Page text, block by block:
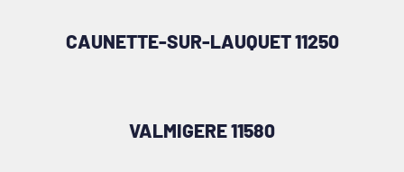
CAUNETTE-SUR-LAUQUET 11250
VALMIGERE 11580